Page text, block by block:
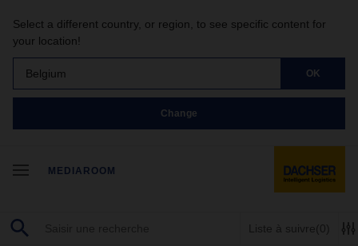
Select a different country, or region, to see specific content for
your location!
Belgium OK
Change
MEDIAROOM
Liste à suivre(0)